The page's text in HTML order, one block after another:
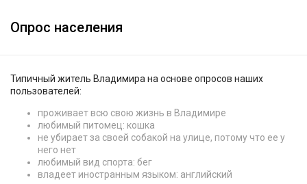
Опрос населения
Типичный житель Владимира на основе опросов наших
пользователей:
проживает всю свою жизнь в Владимире
любимый питомец: кошка
не убирает за своей собакой на улице, потому что ее у
него нет
любимый вид спорта: бег
владеет иностранным языком: английский